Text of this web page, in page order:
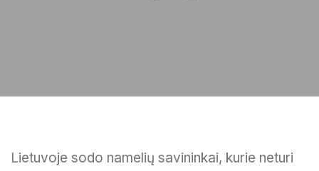
Lietuvoje sodo namelių savininkai, kurie neturi